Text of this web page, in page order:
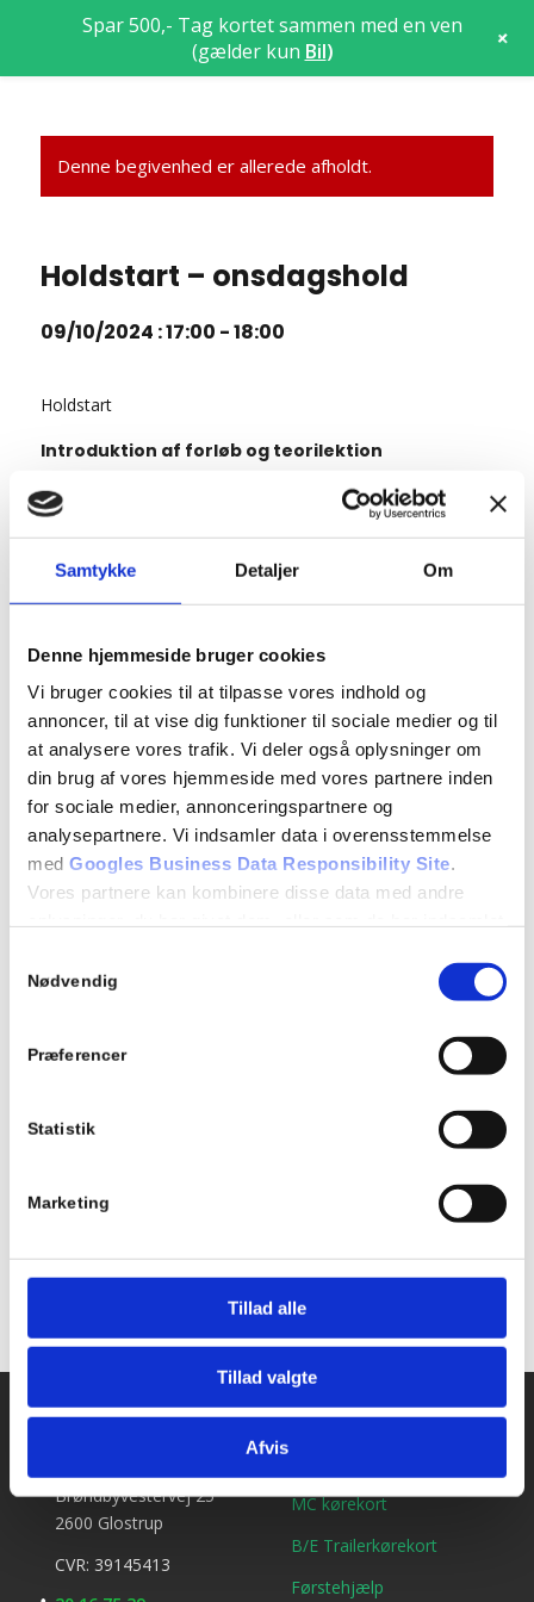
Samtykke Detaljer Om
Denne hjemmeside bruger cookies
Vi bruger cookies til at tilpasse vores indhold og
annoncer, til at vise dig funktioner til sociale medier og til
at analysere vores trafik. Vi deler også oplysninger om
din brug af vores hjemmeside med vores partnere inden
for sociale medier, annonceringspartnere og
analysepartnere. Vi indsamler data i overensstemmelse
med Googles Business Data Responsibility Site.
Vores partnere kan kombinere disse data med andre
Se Cookie & Privatlivspolitik
Nødvendig
Præferencer
Statistik
Marketing
Tillad alle
Tillad valgte
Afvis
Denne begivenhed er allerede afholdt.
Holdstart – onsdagshold
09/10/2024 : 17:00 -18:00
Holdstart
Introduktion af forløb og teorilektion
Hvem er vi og hvad står vi for?
Hvad kræves der for at få et kørekort?
Hvordan arbejder køreskolen?
10.2 Køreprøvens gennemførelse
10.3 Lovbestemmelser om kørekort
Detaljer
17:00 - 18:00
Begivenhed Kategori:
Tilføj til kalender
Kontakt os
Brøndbyvestervej 25
2600 Glostrup
CVR: 39145413
Ydelser
MC kørekort
B/E Trailerkørekort
Førstehjælp
Spar 500,- Tag kortet sammen med en ven
(gælder kun Bil) +